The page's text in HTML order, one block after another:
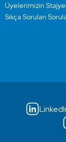
Üyelerimizin
Sıkça Sorulan